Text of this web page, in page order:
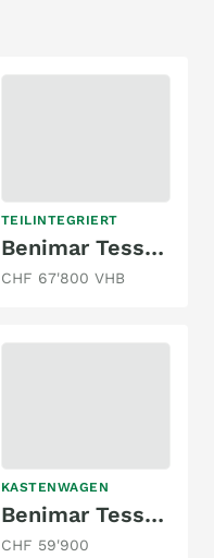
TEILINTEGRIERT
Benimar Tessoro 481
CHF 67'800 VHB
KASTENWAGEN
Benimar Tessoro 481 Northautokapp
CHF 59'900